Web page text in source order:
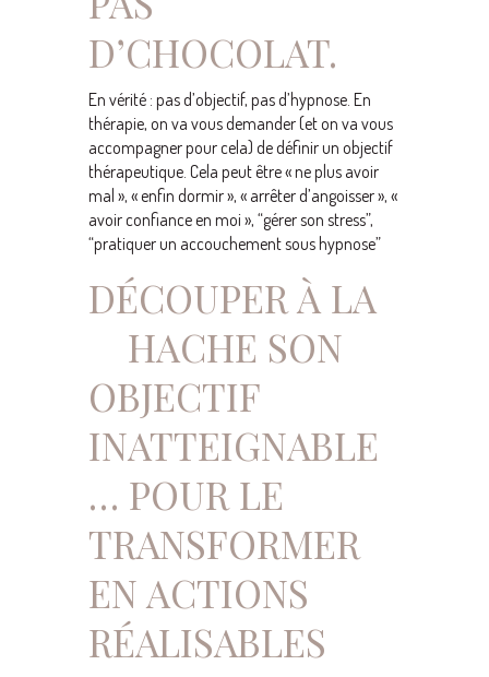
D’CHOCOLAT.
En vérité : pas d’objectif, pas d’hypnose. En
thérapie, on va vous demander (et on va vous
accompagner pour cela) de définir un objectif
thérapeutique. Cela peut être « ne plus avoir
mal », « enfin dormir », « arrêter d’angoisser », «
avoir confiance en moi », “gérer son stress”,
“pratiquer un accouchement sous hypnose”
DÉCOUPER À LA
HACHE SON
OBJECTIF
INATTEIGNABLE
… POUR LE
TRANSFORMER
EN ACTIONS
RÉALISABLES